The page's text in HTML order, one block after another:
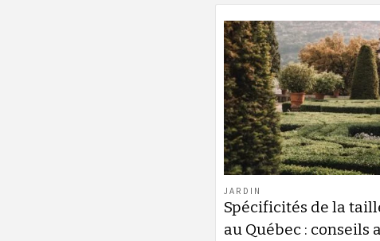
JARDIN
Spécificités de la
au Québec : conseils